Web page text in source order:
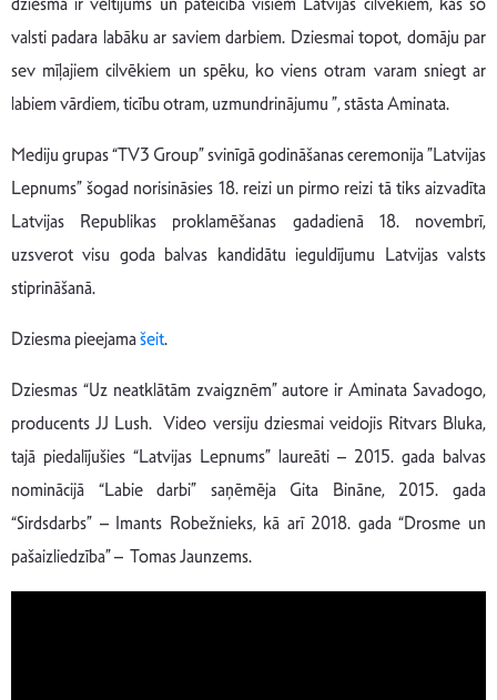
valsti padara labāku ar saviem darbiem. Dziesmai topot, domāju par
sev mīļajiem cilvēkiem un spēku, ko viens otram varam sniegt ar
labiem vārdiem, ticību otram, uzmundrinājumu ”, stāsta Aminata.
Mediju grupas “TV3 Group” svinīgā godināšanas ceremonija ”Latvijas
Lepnums” šogad norisināsies 18. reizi un pirmo reizi tā tiks aizvadīta
Latvijas Republikas proklamēšanas gadadienā 18. novembrī,
uzsverot visu goda balvas kandidātu ieguldījumu Latvijas valsts
stiprināšanā.
Dziesma pieejamašeit.
Dziesmas “Uz neatklātām zvaigznēm” autore ir Aminata Savadogo,
producents JJ Lush. Video versiju dziesmai veidojis Ritvars Bluka,
tajā piedalījušies “Latvijas Lepnums” laureāti – 2015. gada balvas
nominācijā “Labie darbi” saņēmēja Gita Bināne, 2015. gada
“Sirdsdarbs” – Imants Robežnieks, kā arī 2018. gada “Drosme un
pašaizliedzība” – Tomas Jaunzems.